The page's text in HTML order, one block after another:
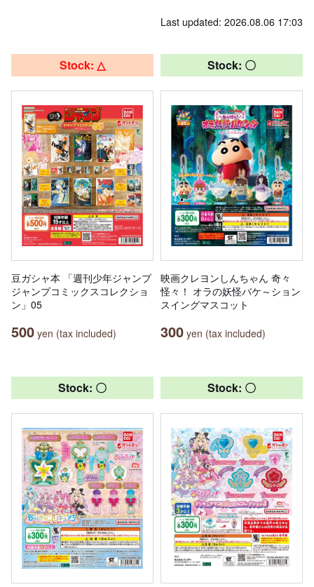
Last updated: 2026.08.06 17:03
Stock: △
豆ガシャ本 「週刊少年ジャンプ
ジャンプコミックスコレクショ
ン」05
500 yen (tax included)
Stock: 〇
映画クレヨンしんちゃん 奇々
怪々！ オラの妖怪バケ～ション
スイングマスコット
300 yen (tax included)
Stock: 〇 Stock: 〇